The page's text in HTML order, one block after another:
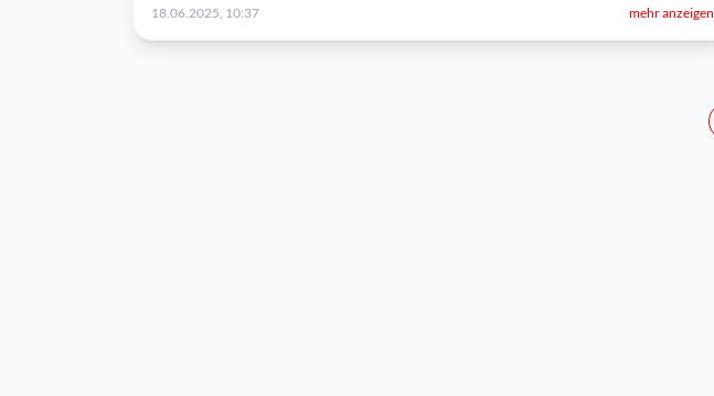
18.06.2025, 10:37 mehr anzeigen